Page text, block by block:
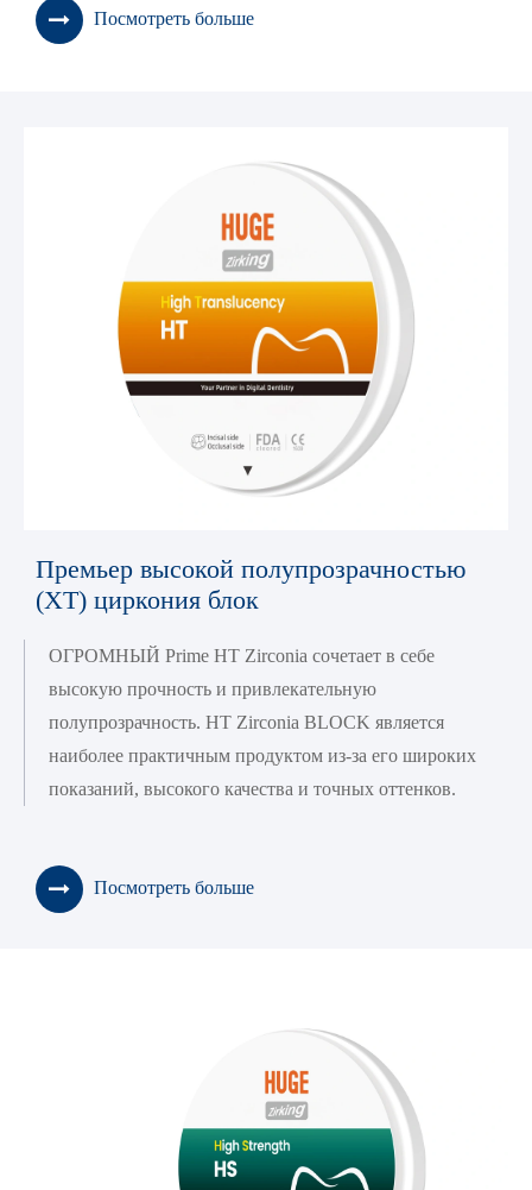
Посмотреть больше
Премьер высокой полупрозрачностью
(ХТ) циркония блок
ОГРОМНЫЙ Prime HT Zirconia сочетает в себе
высокую прочность и привлекательную
полупрозрачность. HT Zirconia BLOCK является
наиболее практичным продуктом из-за его широких
показаний, высокого качества и точных оттенков.
Посмотреть больше